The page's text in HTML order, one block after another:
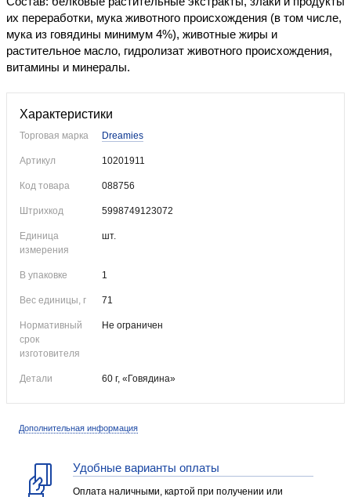
их переработки, мука животного происхождения (в том числе,
мука из говядины минимум 4%), животные жиры и
растительное масло, гидролизат животного происхождения,
витамины и минералы.
Характеристики
Торговая марка Dreamies
Артикул 10201911
Код товара 088756
Штрихкод 5998749123072
Единица
измерения
шт.
В упаковке 1
Вес единицы, г 71
Нормативный
срок
изготовителя
Не ограничен
Детали 60 г, «Говядина»
Дополнительная информация
Удобные варианты оплаты
Оплата наличными, картой при получении или